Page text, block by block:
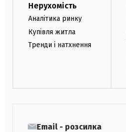
Нерухомість
Аналітика ринку
Купівля житла
Тренди і натхнення
Email - розсилка